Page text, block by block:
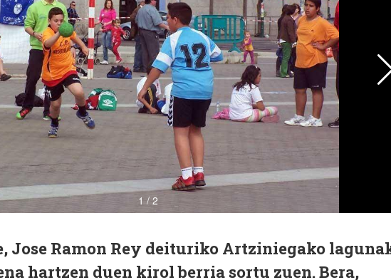
Jose Ramon Rey deituriko Artziniegako
hartzen duen kirol berria sortu zuen. Bera,